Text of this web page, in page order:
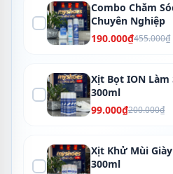
Combo Chăm
Chuyên Nghiệp
190.000₫455.000₫
Xịt Bọt ION Làm
300ml
99.000₫200.000₫
Xịt Khử Mùi
300ml